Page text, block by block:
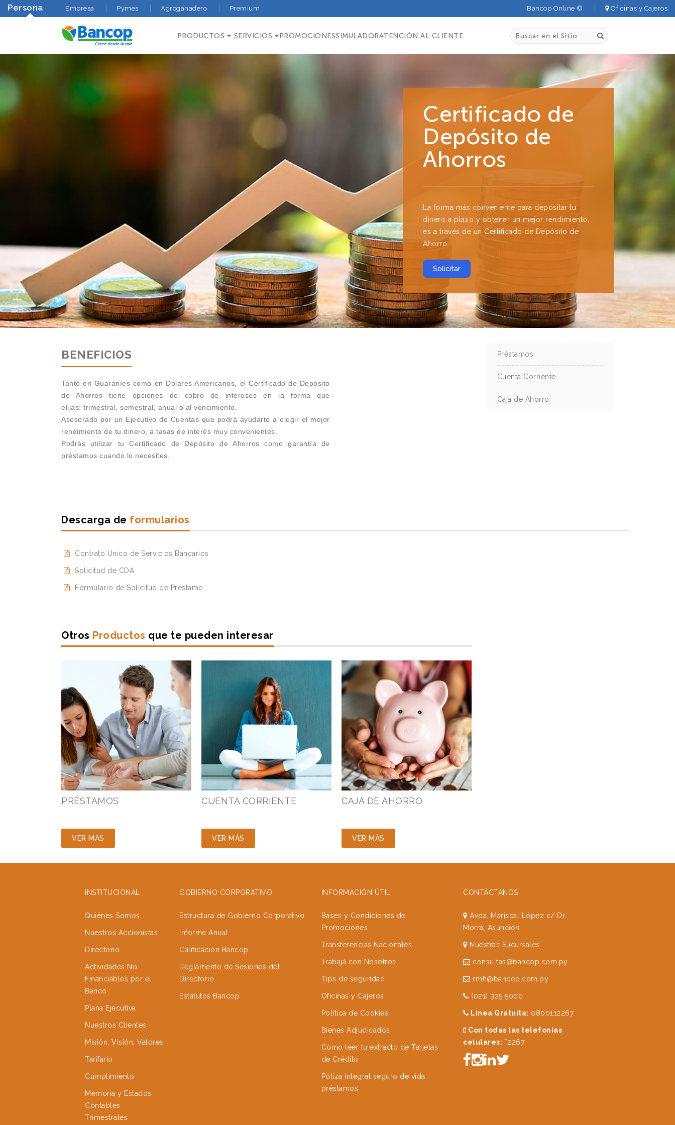
Persona Empresa Pymes Agroganadero Premium Bancop Online © Oficinas y Cajeros
PRODUCTOS SERVICIOS PROMOCIONESSIMULADORATENCIÓN AL CLIENTE
Certificado de
Depósito de
Ahorros
La forma más conveniente para depositar tu
dinero a plazo y obtener un mejor rendimiento,
es a través de un Certificado de Depósito de
Ahorro.
Solicitar
BENEFICIOS
Tanto en Guaraníes como en Dólares Americanos, el Certificado de Depósito
de Ahorros tiene opciones de cobro de intereses en la forma que
elijas: trimestral, semestral, anual o al vencimiento.
Asesorado por un Ejecutivo de Cuentas que podrá ayudarte a elegir el mejor
rendimiento de tu dinero, a tasas de interés muy convenientes.
Podrás utilizar tu Certificado de Depósito de Ahorros como garantía de
préstamos cuando lo necesites.
Descarga de formularios
Contrato Único de Servicios Bancarios
Solicitud de CDA
Formulario de Solicitud de Préstamo
Otros Productos que te pueden interesar
PRÉSTAMOS
VER MÁS
CUENTA CORRIENTE
VER MÁS
CAJA DE AHORRO
VER MÁS
Préstamos
Cuenta Corriente
Caja de Ahorro
INSTITUCIONAL
Quiénes Somos
Nuestros Accionistas
Directorio
Actividades No
Financiables por el
Banco
Plana Ejecutiva
Nuestros Clientes
Misión, Visión, Valores
Tarifario
Cumplimiento
Memoria y Estados
Contables
Trimestrales
GOBIERNO CORPORATIVO
Estructura de Gobierno Corporativo
Informe Anual
Calificación Bancop
Reglamento de Sesiones del
Directorio
Estatutos Bancop
INFORMACIÓN ÚTIL
Bases y Condiciones de
Promociones
Transferencias Nacionales
Trabajá con Nosotros
Tips de seguridad
Oficinas y Cajeros
Política de Cookies
Bienes Adjudicados
Cómo leer tu extracto de Tarjetas
de Crédito
Póliza integral seguro de vida
préstamos
CONTÁCTANOS
Avda. Mariscal López c/ Dr.
Morra, Asunción
Nuestras Sucursales
consultas@bancop.com.py
rrhh@bancop.com.py
(021) 325 5000
Línea Gratuita: 0800112267
Con todas las telefonías
celulares: *2267